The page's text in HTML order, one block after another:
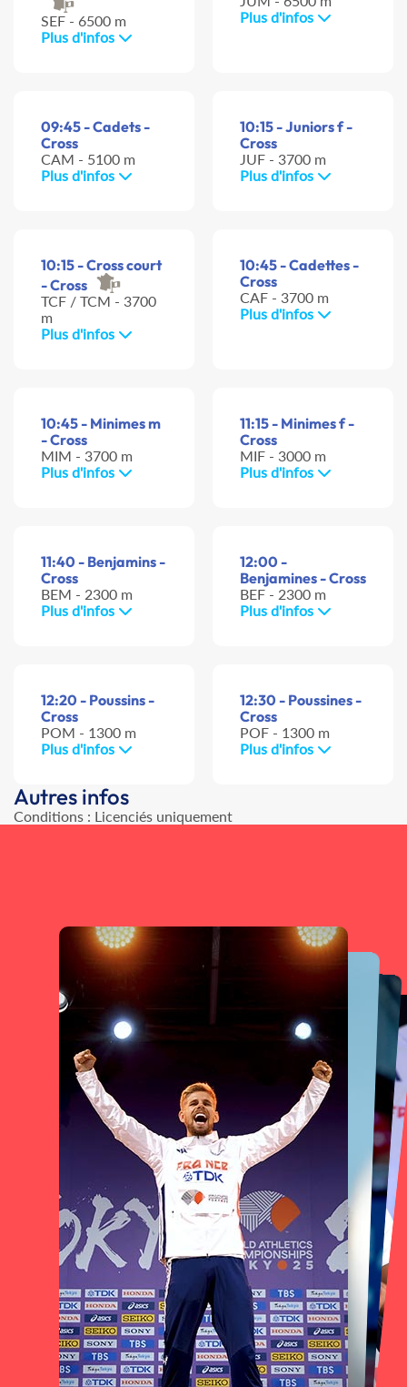
SEF - 6500 m
Plus d'infos
Plus d'infos
09:45 - Cadets -
Cross
CAM - 5100 m
Plus d'infos
10:15 - Juniors f -
Cross
JUF - 3700 m
Plus d'infos
10:15 - Cross court
- Cross
TCF / TCM - 3700
m
Plus d'infos
10:45 - Cadettes -
Cross
CAF - 3700 m
Plus d'infos
10:45 - Minimes m
- Cross
MIM - 3700 m
Plus d'infos
11:15 - Minimes f -
Cross
MIF - 3000 m
Plus d'infos
11:40 - Benjamins -
Cross
BEM - 2300 m
Plus d'infos
12:00 -
Benjamines - Cross
BEF - 2300 m
Plus d'infos
12:20 - Poussins -
Cross
POM - 1300 m
Plus d'infos
12:30 - Poussines -
Cross
POF - 1300 m
Plus d'infos
Autres infos
Conditions : Licenciés uniquement